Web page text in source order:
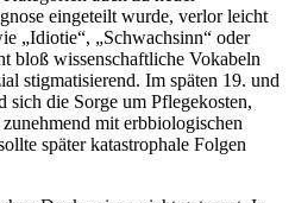
eingeteilt wurde, verlor leicht
„Idiotie“, „Schwachsinn“ oder
bloß wissenschaftliche Vokabeln
stigmatisierend. Im späten 19. und
sich die Sorge um Pflegekosten,
mit erbbiologischen
später katastrophale Folgen